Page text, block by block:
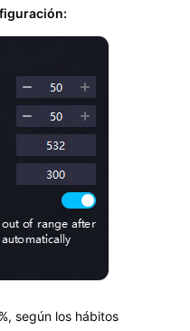
según los hábitos